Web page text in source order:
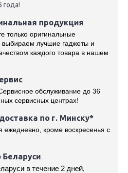
года!
продукция
только оригинальные
выбираем лучшие гаджеты и
каждого товара в нашем
обслуживание до 36
сервисных центрах!
по г. Минску*
ежедневно, кроме воскресенья с
в течение 2 дней,